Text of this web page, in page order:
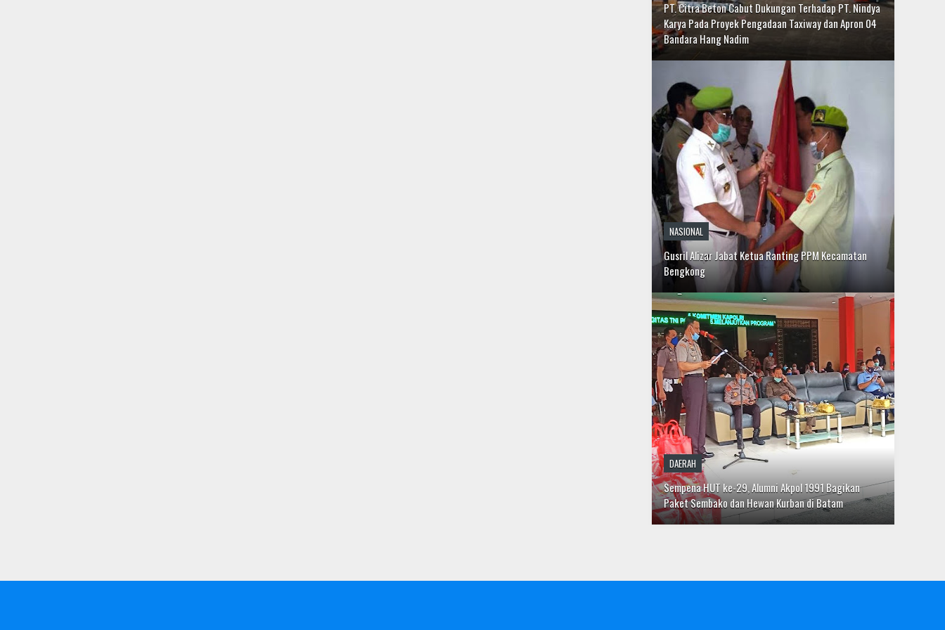
NASIONAL
Gusril Alizar Jabat Ketua Ranting PPM Kecamatan
Bengkong
DAERAH
Sempena HUT ke-29, Alumni Akpol 1991 Bagikan
Paket Sembako dan Hewan Kurban di Batam
DESTINASI